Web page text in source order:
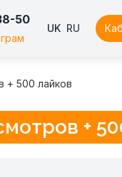
50
UK RU
+ 500 лайков
+